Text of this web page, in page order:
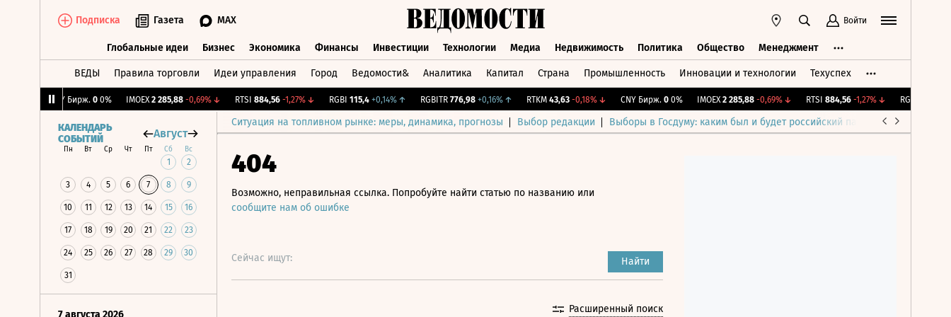
Подписка Газета MAX Войти
Глобальные идеи Бизнес Экономика Финансы Инвестиции Технологии Медиа Недвижимость Политика Общество Менеджмент
ВЕДЫ Правила торговли Идеи управления Город Ведомости& Аналитика Капитал Страна Промышленность Инновации и технологии Техуспех
CNY Бирж. 0 0% IMOEX 2 285,88 -0,69%↓ RTSI 884,56 -1,27%↓ RGBI 115,4 +0,14% ↑ RGBITR 776,98 +0,16% ↑ RTKM 43,63 -0,18% ↓ CNY Бирж. 0 0% IMOEX 2 285,88 -0,69%↓ RTSI 884,56 -1,27%↓ RGBI 115,4
Ситуация на топливном рынке: меры, динамика, прогнозы Выбор редакции Выборы в Госдуму: каким был и будет российский парламент
КАЛЕНДАРЬ
СОБЫТИЙ
Август
Пн Вт Ср Чт Пт Сб Вс
1 2
3 4 5 6 7 8 9
10 11 12 13 14 15 16
17 18 19 20 21 22 23
24 25 26 27 28 29 30
31
7 августа 2026
404
Возможно, неправильная ссылка. Попробуйте найти статью по названию или
сообщите нам об ошибке
Сейчас ищут: Найти
Расширенный поиск